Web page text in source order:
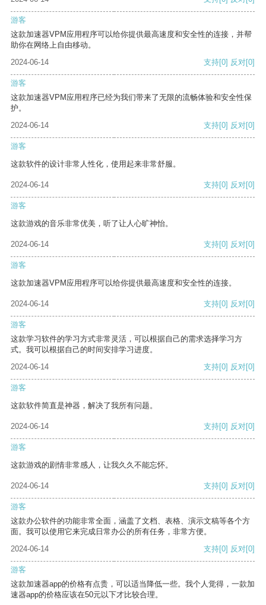
游客
这款加速器VPM应用程序可以给你提供最高速度和安全性的连接，并帮
助你在网络上自由移动。
2024-06-14
支持[0] 反对[0]
游客
这款加速器VPM应用程序已经为我们带来了无限的流畅体验和安全性保
护。
2024-06-14
支持[0] 反对[0]
游客
这款软件的设计非常人性化，使用起来非常舒服。
2024-06-14 支持[0] 反对[0]
游客
这款游戏的音乐非常优美，听了让人心旷神怡。
2024-06-14 支持[0] 反对[0]
游客
这款加速器VPM应用程序可以给你提供最高速度和安全性的连接。
2024-06-14 支持[0] 反对[0]
游客
这款学习软件的学习方式非常灵活，可以根据自己的需求选择学习方
式。我可以根据自己的时间安排学习进度。
2024-06-14
支持[0] 反对[0]
游客
这款软件简直是神器，解决了我所有问题。
2024-06-14 支持[0] 反对[0]
游客
这款游戏的剧情非常感人，让我久久不能忘怀。
2024-06-14 支持[0] 反对[0]
游客
这款办公软件的功能非常全面，涵盖了文档、表格、演示文稿等各个方
面。我可以使用它来完成日常办公的所有任务，非常方便。
2024-06-14
支持[0] 反对[0]
游客
这款加速器app的价格有点贵，可以适当降低一些。我个人觉得，一款加
速器app的价格应该在50元以下才比较合理。